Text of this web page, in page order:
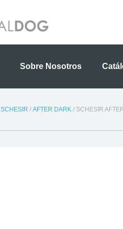
Sobre Nosotros
SCHESIR / AFTER DARK / SCHESIR